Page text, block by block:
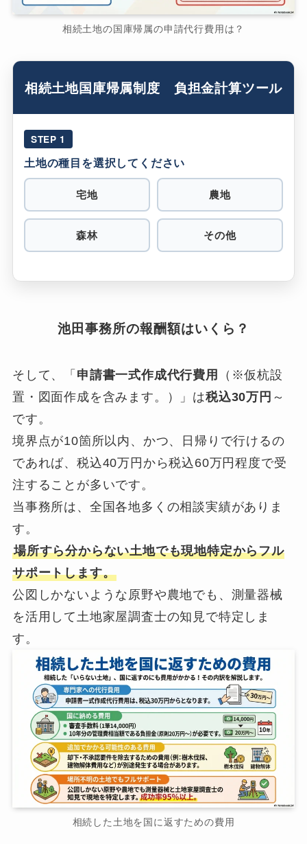
相続土地の国庫帰属の申請代行費用は？
相続土地国庫帰属制度 負担金計算ツール
STEP 1
土地の種目を選択してください
宅地 農地
森林 その他
池田事務所の報酬額はいくら？
そして、「 申請書一式作成代行費用
（※仮杭設
置・図面作成を含みます。）」は税込30万円 ～
です。
境界点が10箇所以内、かつ、日帰りで行けるの
であれば、税込40万円から税込60万円程度で受
注することが多いです。
当事務所は、全国各地多くの相談実績がありま
す。
場所すら分からない土地でも現地特定からフル
サポートします。
公図しかないような原野や農地でも、測量器械
を活用して土地家屋調査士の知見で特定しま
す。
相続した土地を国に返すための費用